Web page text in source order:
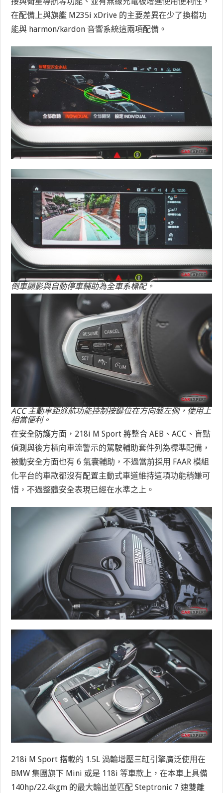
在配備上與旗艦 M235i xDrive 的主要差異在少了換檔功
能與 harmon/kardon 音響系統這兩項配備。
倒車顯影與自動停車輔助為全車系標配。
ACC 主動車距巡航功能控制按鍵位在方向盤左側，使用上
相當便利。
在安全防護方面，218i M Sport 將整合 AEB、ACC、盲點
偵測與後方橫向車流警示的駕駛輔助套件列為標準配備，
被動安全方面也有 6 氣囊輔助，不過當前採用 FAAR 模組
化平台的車款都沒有配置主動式車道維持這項功能稍嫌可
惜，不過整體安全表現已經在水準之上。
218i M Sport 搭載的 1.5L 渦輪增壓三缸引擎廣泛使用在
BMW 集團旗下 Mini 或是 118i 等車款上，在本車上具備
140hp/22.4kgm 的最大輸出並匹配 Steptronic 7 速雙離